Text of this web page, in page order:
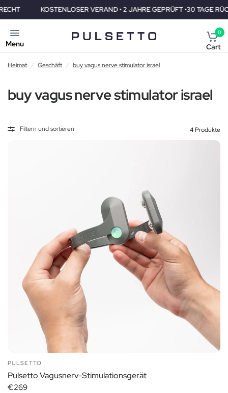
KOSTENLOSER VERAND • 2 JAHRE GEPRÜFT •30 TAGE
Menu
0
Cart
Heimat / Geschäft / buy vagus nerve stimulator israel
buy vagus nerve stimulator israel
Filtern und sortieren 4 Produkte
PULSETTO
Pulsetto Vagusnerv-Stimulationsgerät
€269